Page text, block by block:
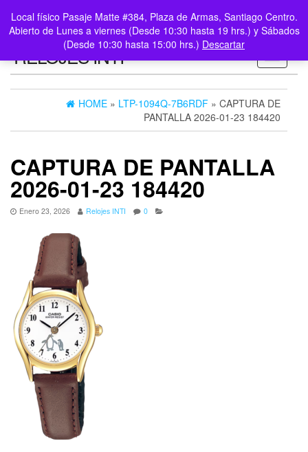
Local físico Pasaje Matte #384, Plaza de Armas, Santiago Centro.
Abierto de Lunes a viernes (Desde 10:30 hasta 19 hrs.) y Sábados
(Desde 10:30 hasta 15:00 hrs.) Descartar
LOGIN /
REGISTER
0
$0
Toggle
RELOJES INTI
HOME » LTP-1094Q-7B6RDF » CAPTURA DE
PANTALLA 2026-01-23 184420
CAPTURA DE PANTALLA
2026-01-23 184420
Enero 23, 2026 Relojes INTI 0